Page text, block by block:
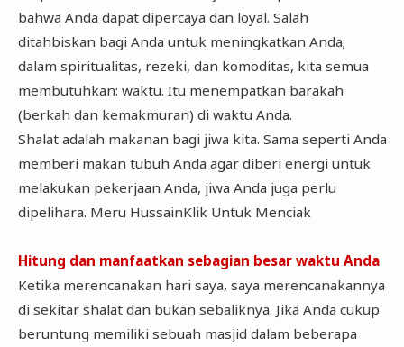
bahwa Anda dapat dipercaya dan loyal. Salah
ditahbiskan bagi Anda untuk meningkatkan Anda;
dalam spiritualitas, rezeki, dan komoditas, kita semua
membutuhkan: waktu. Itu menempatkan barakah
(berkah dan kemakmuran) di waktu Anda.
Shalat adalah makanan bagi jiwa kita. Sama seperti Anda
memberi makan tubuh Anda agar diberi energi untuk
melakukan pekerjaan Anda, jiwa Anda juga perlu
dipelihara. Meru HussainKlik Untuk Menciak
Hitung dan manfaatkan sebagian besar waktu Anda
Ketika merencanakan hari saya, saya merencanakannya
di sekitar shalat dan bukan sebaliknya. Jika Anda cukup
beruntung memiliki sebuah masjid dalam beberapa